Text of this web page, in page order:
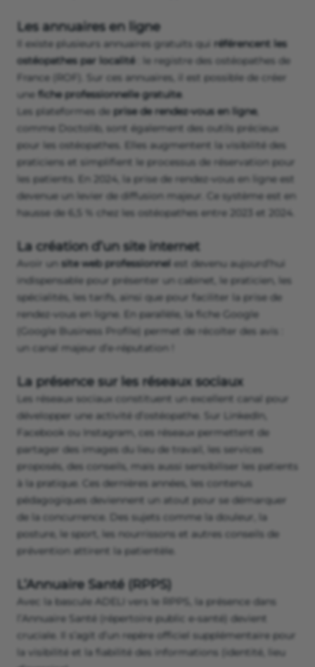
Les annuaires en ligne
Il existe plusieurs annuaires gratuits qui référencent les
ostéopathes par localité : le registre des ostéopathes de
France (ROF). Sur ces annuaires, il est possible de créer
une fiche professionnelle gratuite.
Les plateformes de prise de rendez-vous en ligne,
comme Doctolib, sont également des outils précieux
pour les ostéopathes. Elles augmentent la visibilité des
praticiens et simplifient le processus de réservation pour
les patients. En 2024, la prise de rendez-vous en ligne est
devenue un levier de diffusion majeur. Ce système est en
hausse de 6,5 % chez les ostéopathes entre 2023 et 2024.
La création d’un site internet
Avoir un site web professionnel est devenu aujourd’hui
indispensable pour présenter un cabinet, le praticien, les
spécialités, les tarifs, ainsi que pour faciliter la prise de
rendez-vous en ligne. En parallèle, la fiche Google
(Google Business Profile) permet de récolter des avis :
un canal majeur d’e-réputation !
La présence sur les réseaux sociaux
Les réseaux sociaux constituent un excellent canal pour
développer une activité d’ostéopathe. Sur LinkedIn,
Facebook ou Instagram, ces réseaux permettent de
partager des images du lieu de travail, les services
proposés, des conseils, mais aussi sensibiliser les patients
à la pratique. Ces dernières années, les contenus
pédagogiques deviennent un atout pour se démarquer
de la concurrence. Des sujets comme la douleur, la
posture, le sport, les nourrissons et autres conseils de
prévention attirent la patientèle.
L’Annuaire Santé (RPPS)
Avec la bascule ADELI vers le RPPS, la présence dans
l’Annuaire Santé (répertoire public e-santé) devient
cruciale. Il s’agit d’un repère officiel supplémentaire pour
la visibilité et la fiabilité des informations (identité, lieu